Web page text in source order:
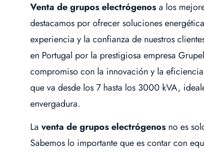
Venta de grupos electrógenosa los
destacamos por ofrecer soluciones
experiencia y la confianza de nuestros
en Portugal por la prestigiosa empresa
compromiso con la innovación y la
que va desde los 7 hasta los 3000 kVA,
envergadura.
La venta de grupos electrógenos no es
Sabemos lo importante que es contar con